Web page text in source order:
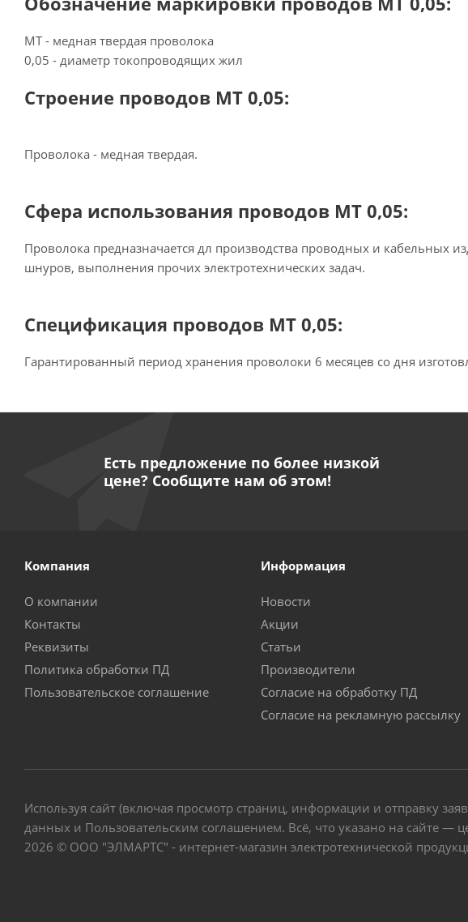
МТ - медная твердая проволока
0,05 - диаметр токопроводящих жил
Строение проводов МТ 0,05:
Проволока - медная твердая.
Сфера использования проводов МТ 0,05:
Проволока предназначается дл производства проводных и кабельных
шнуров, выполнения прочих электротехнических задач.
Спецификация проводов МТ 0,05:
Гарантированный период хранения проволоки 6 месяцев со дня
Есть предложение по более низкой
цене? Сообщите нам об этом!
Компания
О компании
Контакты
Реквизиты
Политика обработки ПД
Пользовательское соглашение
Информация
Новости
Акции
Статьи
Производители
Согласие на обработку ПД
Согласие на рекламную рассылку
Используя сайт (включая просмотр страниц, информации и отправку
данных и Пользовательским соглашением. Всё, что указано на сайте
2026 © ООО "ЭЛМАРТС" - интернет-магазин электротехнической